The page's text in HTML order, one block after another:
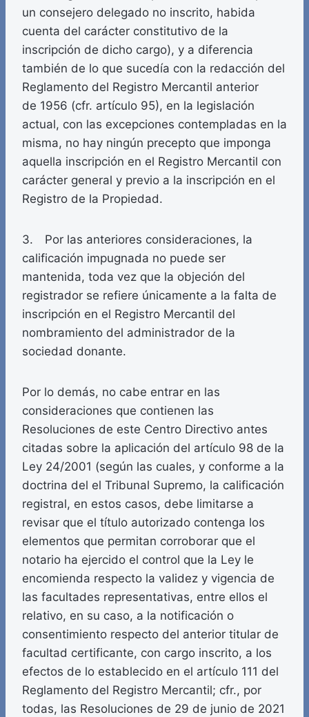
un consejero delegado no inscrito, habida
cuenta del carácter constitutivo de la
inscripción de dicho cargo), y a diferencia
también de lo que sucedía con la redacción del
Reglamento del Registro Mercantil anterior
de 1956 (cfr. artículo 95), en la legislación
actual, con las excepciones contempladas en la
misma, no hay ningún precepto que imponga
aquella inscripción en el Registro Mercantil con
carácter general y previo a la inscripción en el
Registro de la Propiedad.
3. Por las anteriores consideraciones, la
calificación impugnada no puede ser
mantenida, toda vez que la objeción del
registrador se refiere únicamente a la falta de
inscripción en el Registro Mercantil del
nombramiento del administrador de la
sociedad donante.
Por lo demás, no cabe entrar en las
consideraciones que contienen las
Resoluciones de este Centro Directivo antes
citadas sobre la aplicación del artículo 98 de la
Ley 24/2001 (según las cuales, y conforme a la
doctrina del el Tribunal Supremo, la calificación
registral, en estos casos, debe limitarse a
revisar que el título autorizado contenga los
elementos que permitan corroborar que el
notario ha ejercido el control que la Ley le
encomienda respecto la validez y vigencia de
las facultades representativas, entre ellos el
relativo, en su caso, a la notificación o
consentimiento respecto del anterior titular de
facultad certificante, con cargo inscrito, a los
efectos de lo establecido en el artículo 111 del
Reglamento del Registro Mercantil; cfr., por
todas, las Resoluciones de 29 de junio de 2021